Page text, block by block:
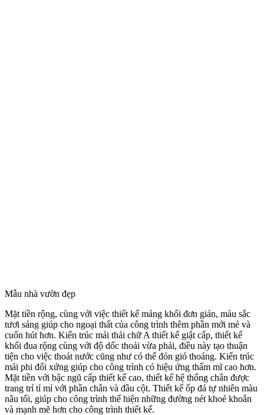
Mẫu nhà vườn đẹp
Mặt tiền rộng, cùng với việc thiết kế mảng khối đơn giản, màu sắc
tươi sáng giúp cho ngoại thất của công trình thêm phần mới mẻ và
cuốn hút hơn. Kiến trúc mái thái chữ A thiết kế giật cấp, thiết kế
khối đua rộng cùng với độ dốc thoải vừa phải, điều này tạo thuận
tiện cho việc thoát nước cũng như có thể đón gió thoáng. Kiến trúc
mái phi đối xứng giúp cho công trình có hiệu ứng thẩm mĩ cao hơn.
Mặt tiền với bậc ngũ cấp thiết kế cao, thiết kế hệ thống chân được
trang trí tỉ mỉ với phần chân và đầu cột. Thiết kế ốp đá tự nhiên màu
nâu tối, giúp cho công trình thể hiện những đường nét khoẻ khoắn
và mạnh mẽ hơn cho công trình thiết kế.​